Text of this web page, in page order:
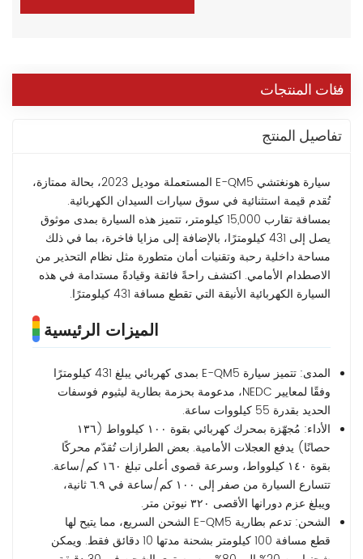
فئات المنتجات
تفاصيل المنتج
سيارة هونغتشي E-QM5 المستعملة موديل 2023، بحالة ممتازة،
تُقدم قيمة استثنائية في سوق سيارات السيدان الكهربائية.
بمسافة تقارب 15,000 كيلومتر، تتميز هذه السيارة بمدى موثوق
يصل إلى 431 كيلومترًا، بالإضافة إلى مزايا فاخرة، بما في ذلك
مساحة داخلية رحبة وتقنيات أمان متطورة مثل نظام التحذير من
الاصطدام الأمامي. اكتشف راحةً فائقة وقيادةً مستدامة في هذه
السيارة الكهربائية الأنيقة التي تقطع مسافة 431 كيلومترًا.
الميزات الرئيسية
المدى: تتميز سيارة E-QM5 بمدى كهربائي يبلغ 431 كيلومترًا
وفقًا لمعايير NEDC، مدعومة بحزمة بطارية ليثيوم فوسفات
الحديد بقدرة 55 كيلووات ساعة.
الأداء: مُجهّزة بمحرك كهربائي بقوة ١٠٠ كيلوواط (١٣٦
حصانًا) يدفع العجلات الأمامية. بعض الطرازات تُقدّم محركًا
بقوة ١٤٠ كيلوواط، وسرعة قصوى أعلى تبلغ ١٦٠ كم/ساعة.
تتسارع السيارة من صفر إلى ١٠٠ كم/ساعة في ٦.٩ ثانية،
ويبلغ عزم دورانها الأقصى ٣٢٠ نيوتن متر.
الشحن: تدعم بطارية E-QM5 الشحن السريع، مما يتيح لها
قطع مسافة 100 كيلومتر بشحنة مدتها 10 دقائق فقط. ويمكن